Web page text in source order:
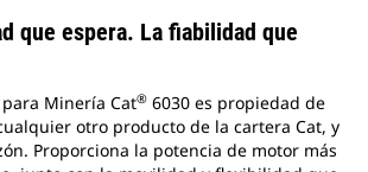
que espera. La fiabilidad que
Minería Cat® 6030 es propiedad de
otro producto de la cartera Cat, y
Proporciona la potencia de motor más